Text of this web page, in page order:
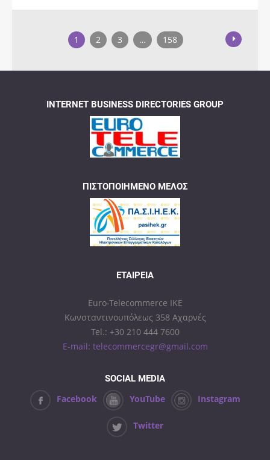
1 2 3 … 158
INTERNET BUSINESS DIRECTORIES GROUP
ΠΙΣΤΟΠΟΙΗΜΈΝΟ ΜΈΛΟΣ
ΕΤΑΙΡΕΊΑ
Euro-Telecommerce IKE
Κωνσταντινουπόλεως 358 Αχαρνές
Tel.: +30 210 444 7600
E-mail: telecommercegr@gmail.com
SOCIAL MEDIA
Facebook YouTube Instagram
Twitter